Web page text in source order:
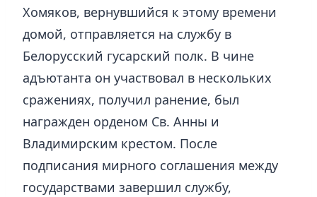
Хомяков, вернувшийся к этому времени
домой, отправляется на службу в
Белорусский гусарский полк. В чине
адъютанта он участвовал в нескольких
сражениях, получил ранение, был
награжден орденом Св. Анны и
Владимирским крестом. После
подписания мирного соглашения между
государствами завершил службу,